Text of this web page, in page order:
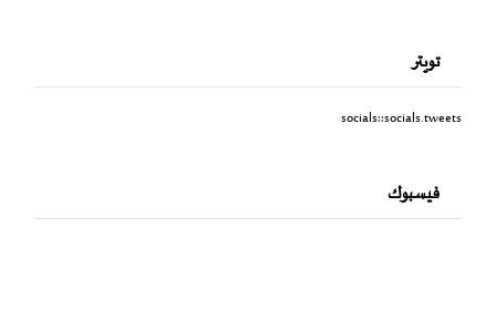
تويتر
socials::socials.tweets
فيسبوك